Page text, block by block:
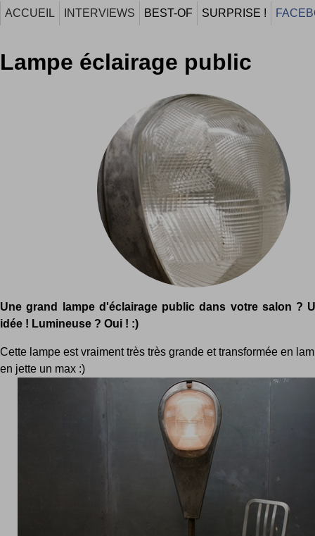
ACCUEIL INTERVIEWS BEST-OF SURPRISE !
Lampe éclairage public
Une grand lampe d'éclairage public dans votre salon ?
idée ! Lumineuse ? Oui ! :)
Cette lampe est vraiment très très grande et transformée en
en jette un max :)